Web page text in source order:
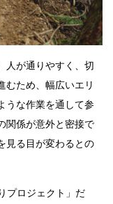
人が通りやすく、切
むため、幅広いエリ
うな作業を通して参
関係が意外と密接で
見る目が変わるとの
プロジェクト」だ